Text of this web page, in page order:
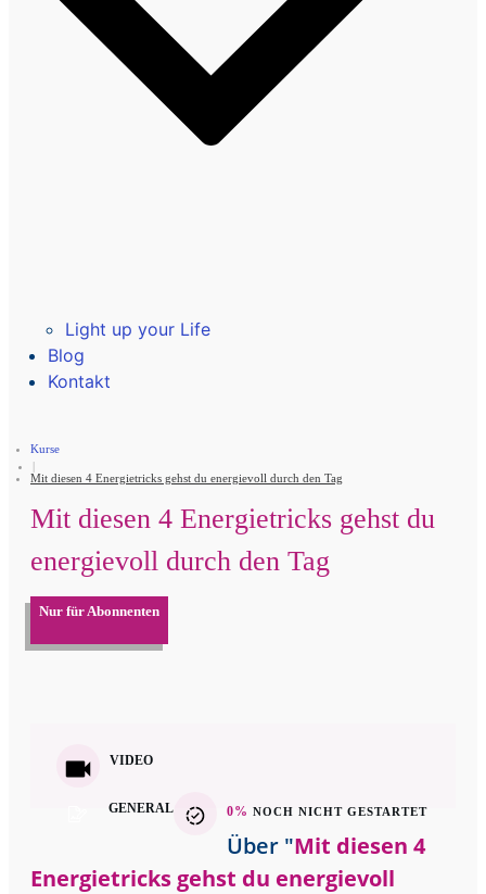
Light up your Life
Blog
Kontakt
Kurse
|
Mit diesen 4 Energietricks gehst du energievoll durch den Tag
Mit diesen 4 Energietricks gehst du
energievoll durch den Tag
Nur für Abonnenten
VIDEO
GENERAL 0% NOCH NICHT GESTARTET
Über "Mit diesen 4
Energietricks gehst du energievoll